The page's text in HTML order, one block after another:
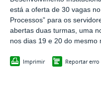
está a oferta de 30 vagas
Processos” para os
abertas duas turmas, uma
nos dias 19 e 20 do mesmo
Imprimir Reportar erro